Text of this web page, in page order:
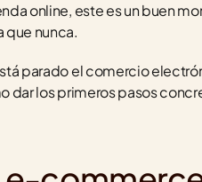
online, este es un buen
que nunca.
parado el comercio
dar los primeros pasos